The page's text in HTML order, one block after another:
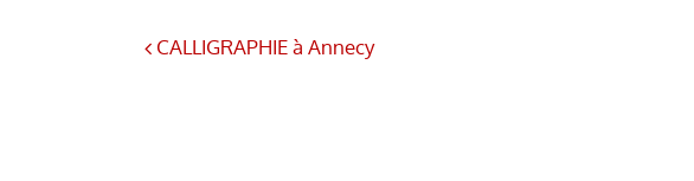
CALLIGRAPHIE à Annecy